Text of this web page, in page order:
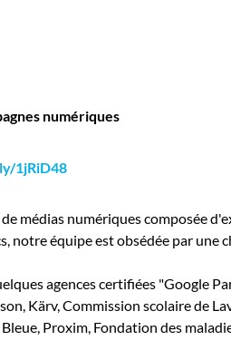
numériques
1jRiD48
médias numériques composée
notre équipe est obsédée par une
agences certifiées "Google
Kärv, Commission scolaire de
Proxim, Fondation des